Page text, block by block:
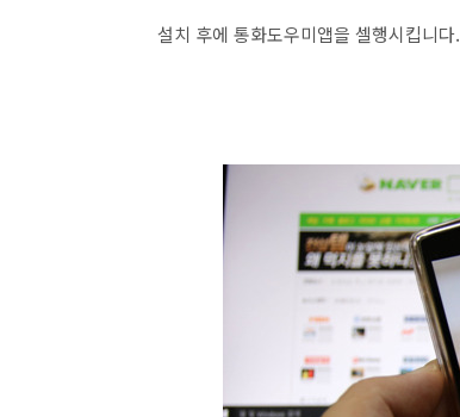
설치 후에 통화도우미앱을 셀행시킵니다.